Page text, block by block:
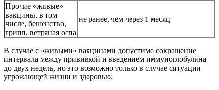
Прочие «живые»
вакцины, в том
числе, бешенство,
грипп, ветряная оспа
не ранее, чем через 1 месяц
В случае с «живыми» вакцинами допустимо сокращение
интервала между прививкой и введением иммуноглобулина
до двух недель, но это возможно только в случае ситуации
угрожающей жизни и здоровью.